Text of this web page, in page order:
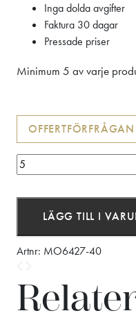
Inga dolda avgifter
Faktura 30 dagar
Pressade priser
Minimum 5 av varje
OFFERTFÖRFRÅGAN
Baggy
-
Dubbelsidig
mängd
LÄGG TILL I
Artnr: MO6427-40